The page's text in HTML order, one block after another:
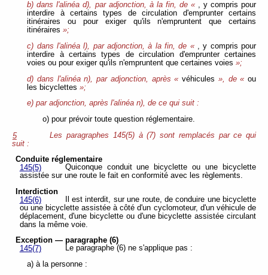
b) dans l'alinéa d), par adjonction, à la fin, de « , y compris pour
interdire à certains types de circulation d'emprunter certains
itinéraires ou pour exiger qu'ils n'empruntent que certains
itinéraires »;
c) dans l'alinéa l), par adjonction, à la fin, de « , y compris pour
interdire à certains types de circulation d'emprunter certaines
voies ou pour exiger qu'ils n'empruntent que certaines voies »;
d) dans l'alinéa n), par adjonction, après «véhicules », de « ou
les bicyclettes »;
e) par adjonction, après l'alinéa n), de ce qui suit :
o) pour prévoir toute question réglementaire.
5
Les paragraphes 145(5) à (7) sont remplacés par ce qui
suit :
Conduite réglementaire
145(5)
Quiconque conduit une bicyclette ou une bicyclette
assistée sur une route le fait en conformité avec les règlements.
Interdiction
145(6)
Il est interdit, sur une route, de conduire une bicyclette
ou une bicyclette assistée à côté d'un cyclomoteur, d'un véhicule de
déplacement, d'une bicyclette ou d'une bicyclette assistée circulant
dans la même voie.
Exception — paragraphe (6)
145(7)
Le paragraphe (6) ne s'applique pas :
a) à la personne :